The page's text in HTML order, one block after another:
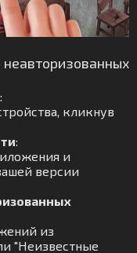
:
кликнув
:
и
версии
из
"Неизвестные